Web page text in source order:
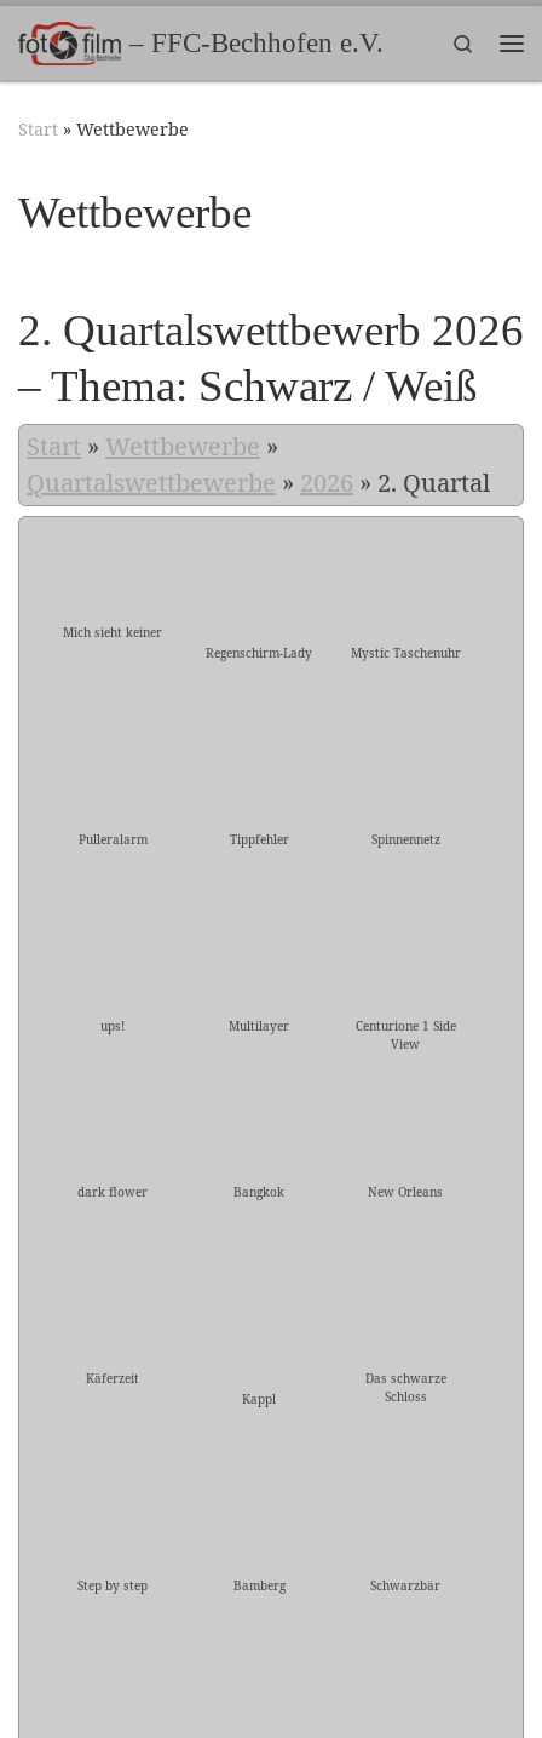
Zum Inhalt springen– FFC-Bechhofen e.V.
Search
Start » Wettbewerbe
Wettbewerbe
2. Quartalswettbewerb 2026
– Thema: Schwarz / Weiß
Start » Wettbewerbe »
Quartalswettbewerbe » 2026 » 2. Quartal
Mich sieht keiner
Regenschirm-Lady
Mystic Taschenuhr
Pulleralarm Tippfehler Spinnennetz
ups! Multilayer
Centurione 1 Side
View
dark flower Bangkok New Orleans
Käferzeit
Kappl
Das schwarze
Schloss
Step by step Bamberg Schwarzbär